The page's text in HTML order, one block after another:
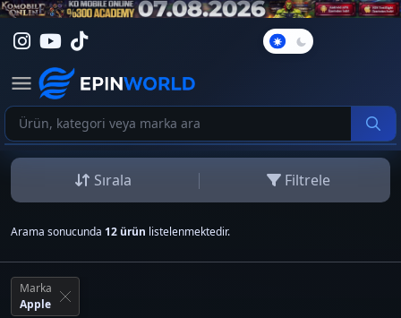
Sırala Filtrele
Arama sonucunda 12 ürün listelenmektedir.
Marka
Apple